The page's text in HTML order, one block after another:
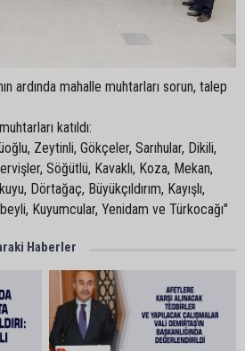
ardında mahalle muhtarları sorun, talep
katıldı:
Zeytinli, Gökçeler, Sarıhular, Dikili,
Söğütlü, Kavaklı, Koza, Mekan,
Dörtağaç, Büyükçıldırım, Kayışlı,
Kuyumcular, Yenidam ve Türkocağı"
Haberler